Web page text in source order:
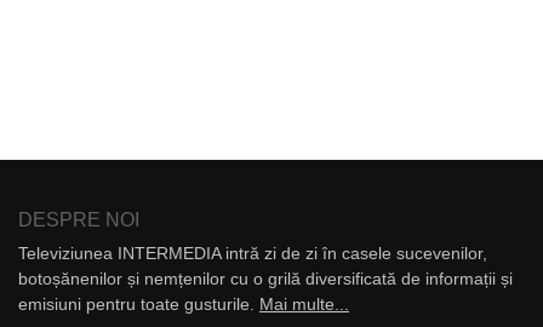
DESPRE NOI
Televiziunea INTERMEDIA intră zi de zi în casele sucevenilor,
botoșănenilor și nemțenilor cu o grilă diversificată de informații și
emisiuni pentru toate gusturile. Mai multe...